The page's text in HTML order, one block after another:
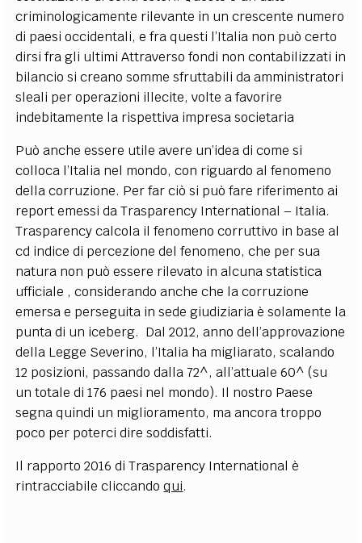
criminologicamente rilevante in un crescente numero
di paesi occidentali, e fra questi l’Italia non può certo
dirsi fra gli ultimi Attraverso fondi non contabilizzati in
bilancio si creano somme sfruttabili da amministratori
sleali per operazioni illecite, volte a favorire
indebitamente la rispettiva impresa societaria
Può anche essere utile avere un’idea di come si
colloca l’Italia nel mondo, con riguardo al fenomeno
della corruzione. Per far ciò si può fare riferimento ai
report emessi da Trasparency International – Italia.
Trasparency calcola il fenomeno corruttivo in base al
cd indice di percezione del fenomeno, che per sua
natura non può essere rilevato in alcuna statistica
ufficiale , considerando anche che la corruzione
emersa e perseguita in sede giudiziaria è solamente la
punta di un iceberg. Dal 2012, anno dell’approvazione
della Legge Severino, l’Italia ha migliarato, scalando
12 posizioni, passando dalla 72^, all’attuale 60^ (su
un totale di 176 paesi nel mondo). Il nostro Paese
segna quindi un miglioramento, ma ancora troppo
poco per poterci dire soddisfatti.
Il rapporto 2016 di Trasparency International è
rintracciabile cliccandoqui.